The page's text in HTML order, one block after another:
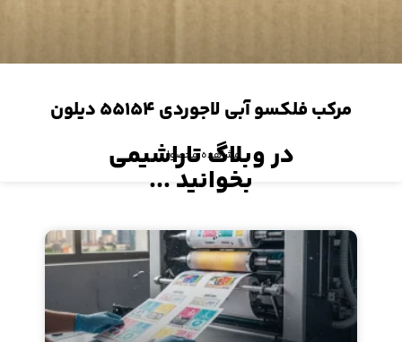
مرکب فلکسو آبی لاجوردی ۵۵۱۵۴ دیلون
مشاهده محصول
در وبلاگ تاراشیمی
بخوانید ...